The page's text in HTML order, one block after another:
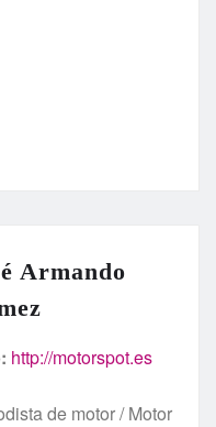
Armando
http://motorspot.es
de motor / Motor